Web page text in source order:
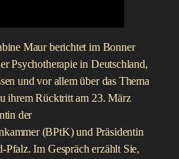
Maur berichtet im Bonner
Psychotherapie in Deutschland,
und vor allem über das Thema
ihrem Rücktritt am 23. März
der
(BPtK) und Präsidentin
Im Gespräch erzählt Sie,